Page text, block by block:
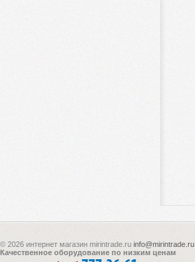
© 2026 интернет магазин mirintrade.ru info@mirintrade.ru
Качественное оборудование по низким ценам